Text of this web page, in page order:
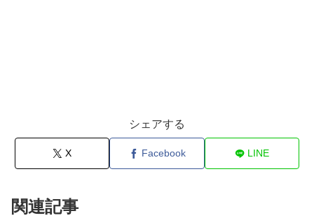
シェアする
X Facebook LINE
関連記事